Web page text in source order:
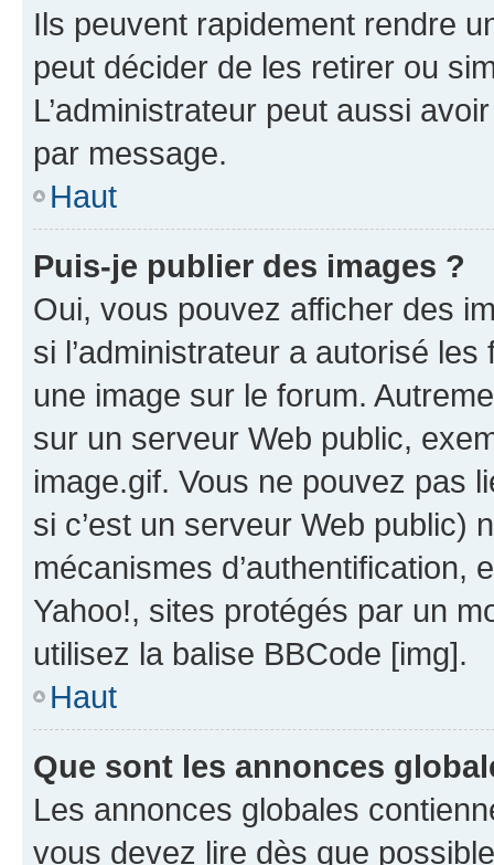
Ils peuvent rapidement rendre
peut décider de les retirer ou
L’administrateur peut aussi
par message.
Haut
Puis-je publier des images ?
Oui, vous pouvez afficher des
si l’administrateur a autorisé
une image sur le forum.
sur un serveur Web public,
image.gif. Vous ne pouvez pas
si c’est un serveur Web public)
mécanismes d’authentification,
Yahoo!, sites protégés par un
utilisez la balise BBCode [img].
Haut
Que sont les annonces
Les annonces globales
vous devez lire dès que